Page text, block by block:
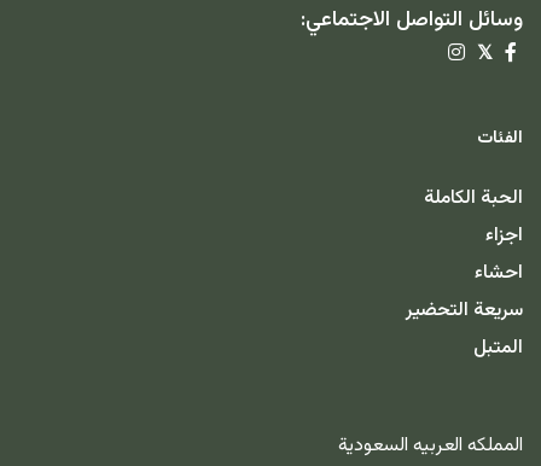
وسائل التواصل الاجتماعي:
𝕏
الفئات
الحبة الكاملة
اجزاء
احشاء
سريعة التحضير
المتبل
المملكه العربيه السعودية